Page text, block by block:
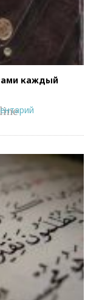
каждый